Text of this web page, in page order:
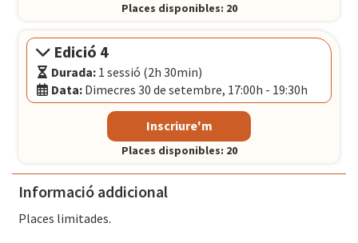
Divendres 25 de setembre, 09:30h - 12:00h
Porta22- Carrer Llacuna, 156 - 162, BARCELONA
Places disponibles: 20
Edició 4
Durada: 1 sessió (2h 30min)
Data: Dimecres 30 de setembre, 17:00h - 19:30h
Modalitat:Sessió presencial
Castellà
Dimecres 30 de setembre, 17:00h - 19:30h
Porta22- Carrer Llacuna, 156 - 162, BARCELONA
Places disponibles: 20
Inscriure'm
Informació addicional
Places limitades.